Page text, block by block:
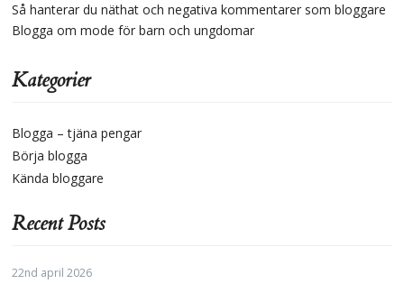
Så hanterar du näthat och negativa kommentarer som bloggare
Blogga om mode för barn och ungdomar
Kategorier
Blogga – tjäna pengar
Börja blogga
Kända bloggare
Recent Posts
22nd april 2026